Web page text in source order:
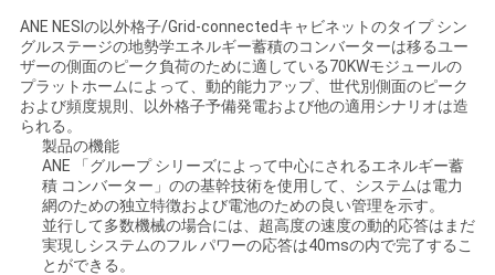
見
積
依
頼
ANE NESIの以外格子/Grid-connectedキャビネットのタイプ シン
グルステージの地勢学エネルギー蓄積のコンバーターは移るユー
ザーの側面のピーク負荷のために適している70KWモジュールの
プラットホームによって、動的能力アップ、世代別側面のピーク
および頻度規則、以外格子予備発電および他の適用シナリオは造
られる。
製品の機能
ANE 「グループ シリーズによって中心にされるエネルギー蓄
積 コンバーター」のの基幹技術を使用して、システムは電力
網のための独立特徴および電池のための良い管理を示す。
並行して多数機械の場合には、超高度の速度の動的応答はまだ
実現しシステムのフル パワーの応答は40msの内で完了するこ
とができる。